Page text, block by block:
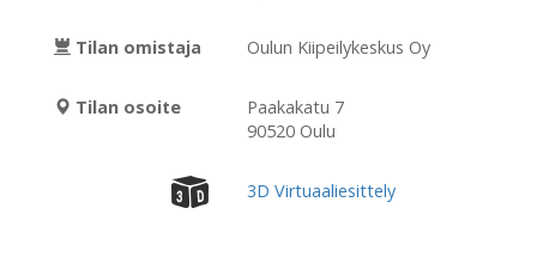
Tilan omistaja Oulun Kiipeilykeskus Oy
Tilan osoite
Paakakatu 7
90520 Oulu
3D Virtuaaliesittely